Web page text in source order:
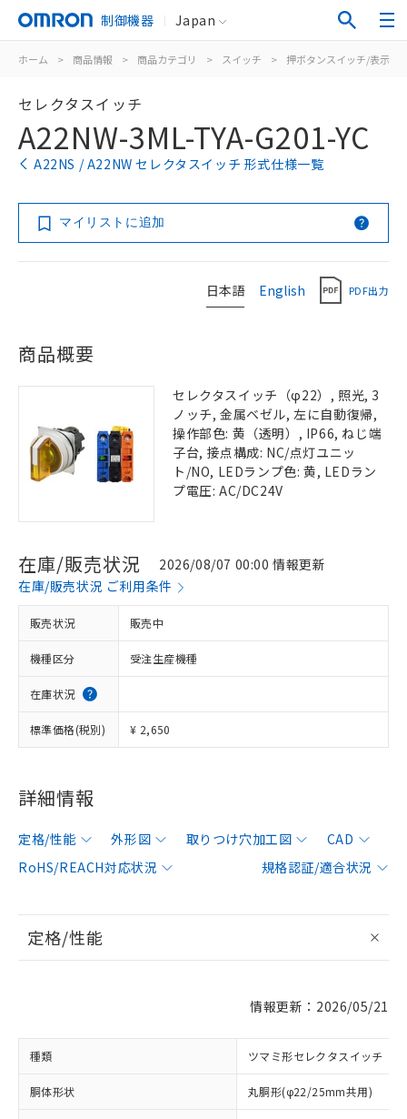
制御機器 Japan
ホーム > 商品情報 > 商品カテゴリ > スイッチ > 押ボタンスイッチ/表示灯
セレクタスイッチ
A22NW-3ML-TYA-G201-YC
A22NS / A22NW セレクタスイッチ 形式仕様一覧
マイリストに追加
日本語 English PDF出力
商品概要
セレクタスイッチ（φ22）, 照光, 3
ノッチ, 金属ベゼル, 左に自動復帰,
操作部色: 黄（透明）, IP66, ねじ端
子台, 接点構成: NC/点灯ユニッ
ト/NO, LEDランプ色: 黄, LEDラン
プ電圧: AC/DC24V
在庫/販売状況
2026/08/07 00:00 情報更新
在庫/販売状況 ご利用条件
販売状況 販売中
機種区分 受注生産機種
在庫状況
標準価格(税別) ¥ 2,650
詳細情報
定格/性能 外形図 取りつけ穴加工図
CAD
RoHS/REACH対応状況
規格認証/適合状況
定格/性能
情報更新：2026/05/21
種類 ツマミ形セレクタスイッチ
胴体形状 丸胴形(φ22/25mm共用)